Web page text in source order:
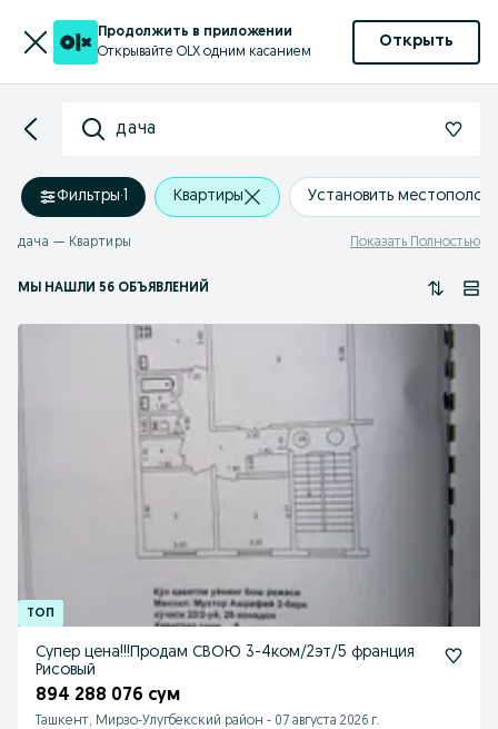
Продолжить в приложении
Открывайте OLX одним касанием
Открыть
дача
Фильтры·1 Квартиры Установить
дача — Квартиры Показать Полностью
МЫ НАШЛИ 56 ОБЪЯВЛЕНИЙ
Супер цена!!!Продам СВОЮ 3-4ком/2эт/5 франция
Рисовый
894 288 076 сум
Ташкент, Мирзо-Улугбекский район - 07 августа 2026 г.